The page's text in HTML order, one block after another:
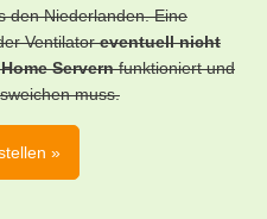
den Niederlanden. Eine
Ventilatoreventuell nicht
Servernfunktioniert und
muss.
»